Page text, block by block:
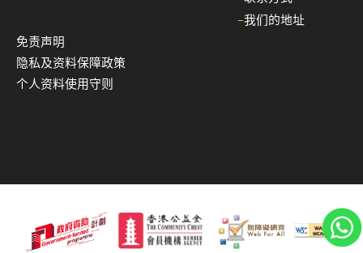
–我们的地址
免责声明
隐私及资料保障政策
个人资料使用守则